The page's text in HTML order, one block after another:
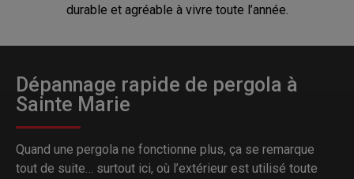
durable et agréable à vivre toute l’année.
Dépannage rapide de pergola à
Sainte Marie
Quand une pergola ne fonctionne plus, ça se remarque
tout de suite… surtout ici, où l’extérieur est utilisé toute